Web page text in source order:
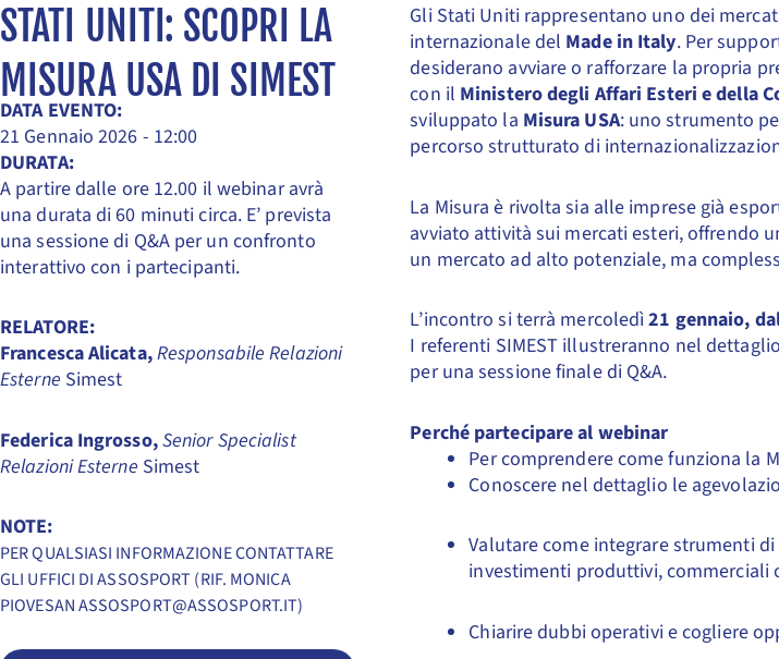
STATI UNITI: SCOPRI LA
MISURA USA DI SIMEST
DATA EVENTO:
21 Gennaio 2026 - 12:00
DURATA:
A partire dalle ore 12.00 il webinar avrà
una durata di 60 minuti circa. E’ prevista
una sessione di Q&A per un confronto
interattivo con i partecipanti.
RELATORE:
Francesca Alicata,Responsabile Relazioni
Esterne Simest
Federica Ingrosso,Senior Specialist
Relazioni Esterne Simest
NOTE:
PER QUALSIASI INFORMAZIONE CONTATTARE
GLI UFFICI DI ASSOSPORT (RIF. MONICA
PIOVESAN ASSOSPORT@ASSOSPORT.IT)
Gli Stati Uniti rappresentano uno dei
internazionale del Made in Italy. Per
desiderano avviare o rafforzare la propria
con il Ministero degli Affari Esteri e della
sviluppato la Misura USA: uno strumento
percorso strutturato di
La Misura è rivolta sia alle imprese già
avviato attività sui mercati esteri, offrendo
un mercato ad alto potenziale, ma
L’incontro si terrà mercoledì21 gennaio,
I referenti SIMEST illustreranno nel
per una sessione finale di Q&A.
Perché partecipare al webinar
Per comprendere come funziona la
Conoscere nel dettaglio le
Valutare come integrare strumenti
investimenti produttivi, commerciali
Chiarire dubbi operativi e cogliere